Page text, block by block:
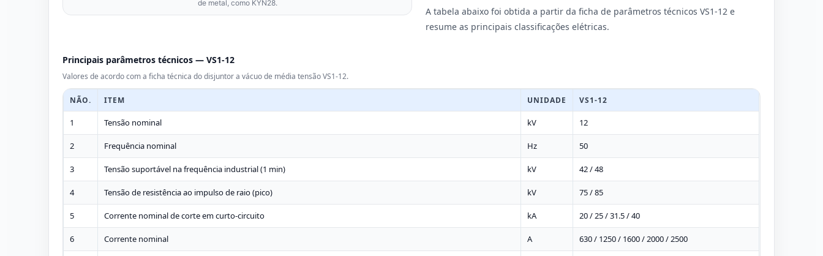
de metal, como KYN28.
A tabela abaixo foi obtida a partir da ficha de parâmetros técnicos VS1-12 e
resume as principais classificações elétricas.
Principais parâmetros técnicos — VS1-12
Valores de acordo com a ficha técnica do disjuntor a vácuo de média tensão VS1-12.
NÃO. ITEM UNIDADE VS1-12
1 Tensão nominal kV 12
2 Frequência nominal Hz 50
3 Tensão suportável na frequência industrial (1 min) kV 42 / 48
4 Tensão de resistência ao impulso de raio (pico) kV 75 / 85
5 Corrente nominal de corte em curto-circuito kA 20 / 25 / 31.5 / 40
6 Corrente nominal A 630 / 1250 / 1600 / 2000 / 2500